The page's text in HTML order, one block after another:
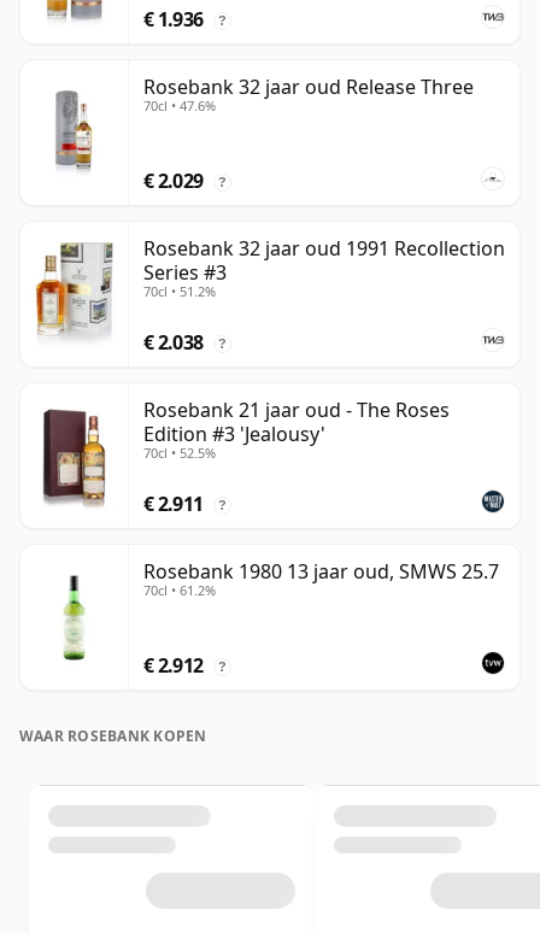
€ 1.936 ?
Rosebank 32 jaar oud Release Three
70cl • 47.6%
€ 2.029 ?
Rosebank 32 jaar oud 1991 Recollection
Series #3
70cl • 51.2%
€ 2.038 ?
Rosebank 21 jaar oud - The Roses
Edition #3 'Jealousy'
70cl • 52.5%
€ 2.911 ?
Rosebank 1980 13 jaar oud, SMWS 25.7
70cl • 61.2%
€ 2.912 ?
WAAR ROSEBANK KOPEN